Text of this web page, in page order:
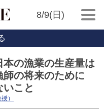
8/9(日)
本の漁業の生産量は
の将来のために
いこと
）